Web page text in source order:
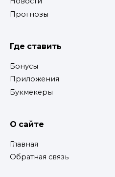
Прогнозы
Где ставить
Бонусы
Приложения
Букмекеры
О сайте
Главная
Обратная связь